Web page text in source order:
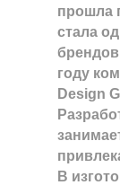
прошла
стала
году
Design
В